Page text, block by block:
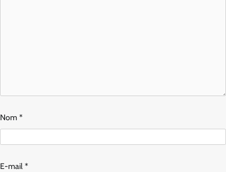
Nom *
E-mail *